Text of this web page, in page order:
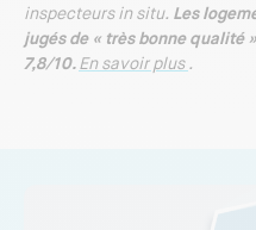
inspecteurs in situ. Les
jugés de « très bonne qualité
7,8/10. En savoir plus .